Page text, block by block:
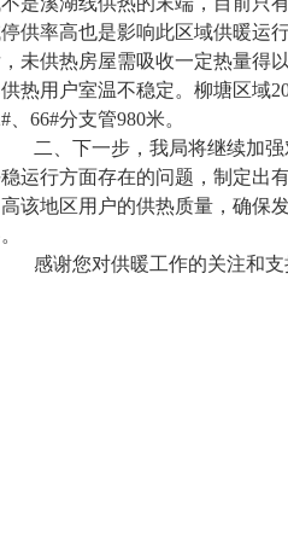
供率高也是影响此区域供暖运
未供热房屋需吸收一定热量得
热用户室温不稳定。 柳塘区域
、66#分支管980米。
二、下一步，我局将继续加
运行方面存在的问题，制定出
该地区用户的供热质量，确保
感谢您对供暖工作的关注和支